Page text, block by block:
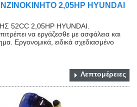
2,05HP HYUNDAI
52CC 2,05HP HYUNDAI.
να εργάζεσθε με ασφάλεια και
Εργονομικά, ειδικά σχεδιασμένο
Λεπτομέρειες